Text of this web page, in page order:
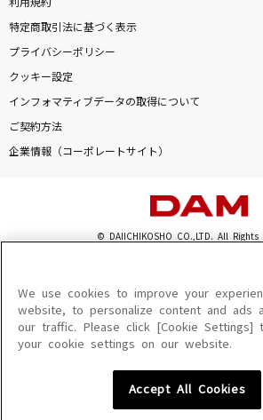
利用規約
特定商取引法に基づく表示
プライバシーポリシー
クッキー設定
インフォマティブデータの取得について
ご契約方法
企業情報（コーポレートサイト）
© DAIICHIKOSHO CO.,LTD. All Rights
このサイトに掲載されている一切の文章・画像・写真・
を問わず、著作権法の定める範囲を超えて無断で複製、
を禁じます。
楽曲及びコンテンツは、機種によりご利用いただけない
楽曲及びコンテンツの配信日、配信内容が変更になる場合
We use cookies to improve your
website, to personalize content and ads
our traffic. Please click [Cookie Settings]
your cookie settings on our website.
Accept All Cookies